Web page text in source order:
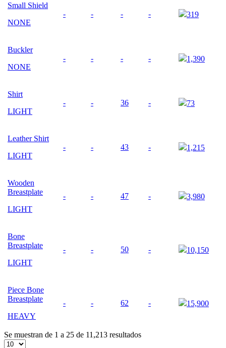
Small Shield
NONE
- - - - 319
Buckler
NONE
- - - - 1,390
Shirt
LIGHT
- - 36 - 73
Leather Shirt
LIGHT
- - 43 - 1,215
Wooden
Breastplate
LIGHT
- - 47 - 3,980
Bone
Breastplate
LIGHT
- - 50 - 10,150
Piece Bone
Breastplate
HEAVY
- - 62 - 15,900
Se muestran de 1 a 25 de 11,213 resultados